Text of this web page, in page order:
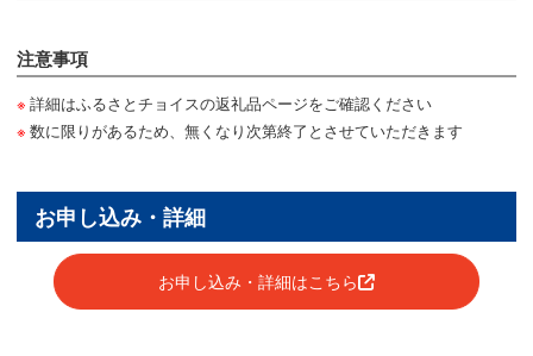
注意事項
詳細はふるさとチョイスの返礼品ページをご確認ください
数に限りがあるため、無くなり次第終了とさせていただきます
お申し込み・詳細
お申し込み・詳細はこちら